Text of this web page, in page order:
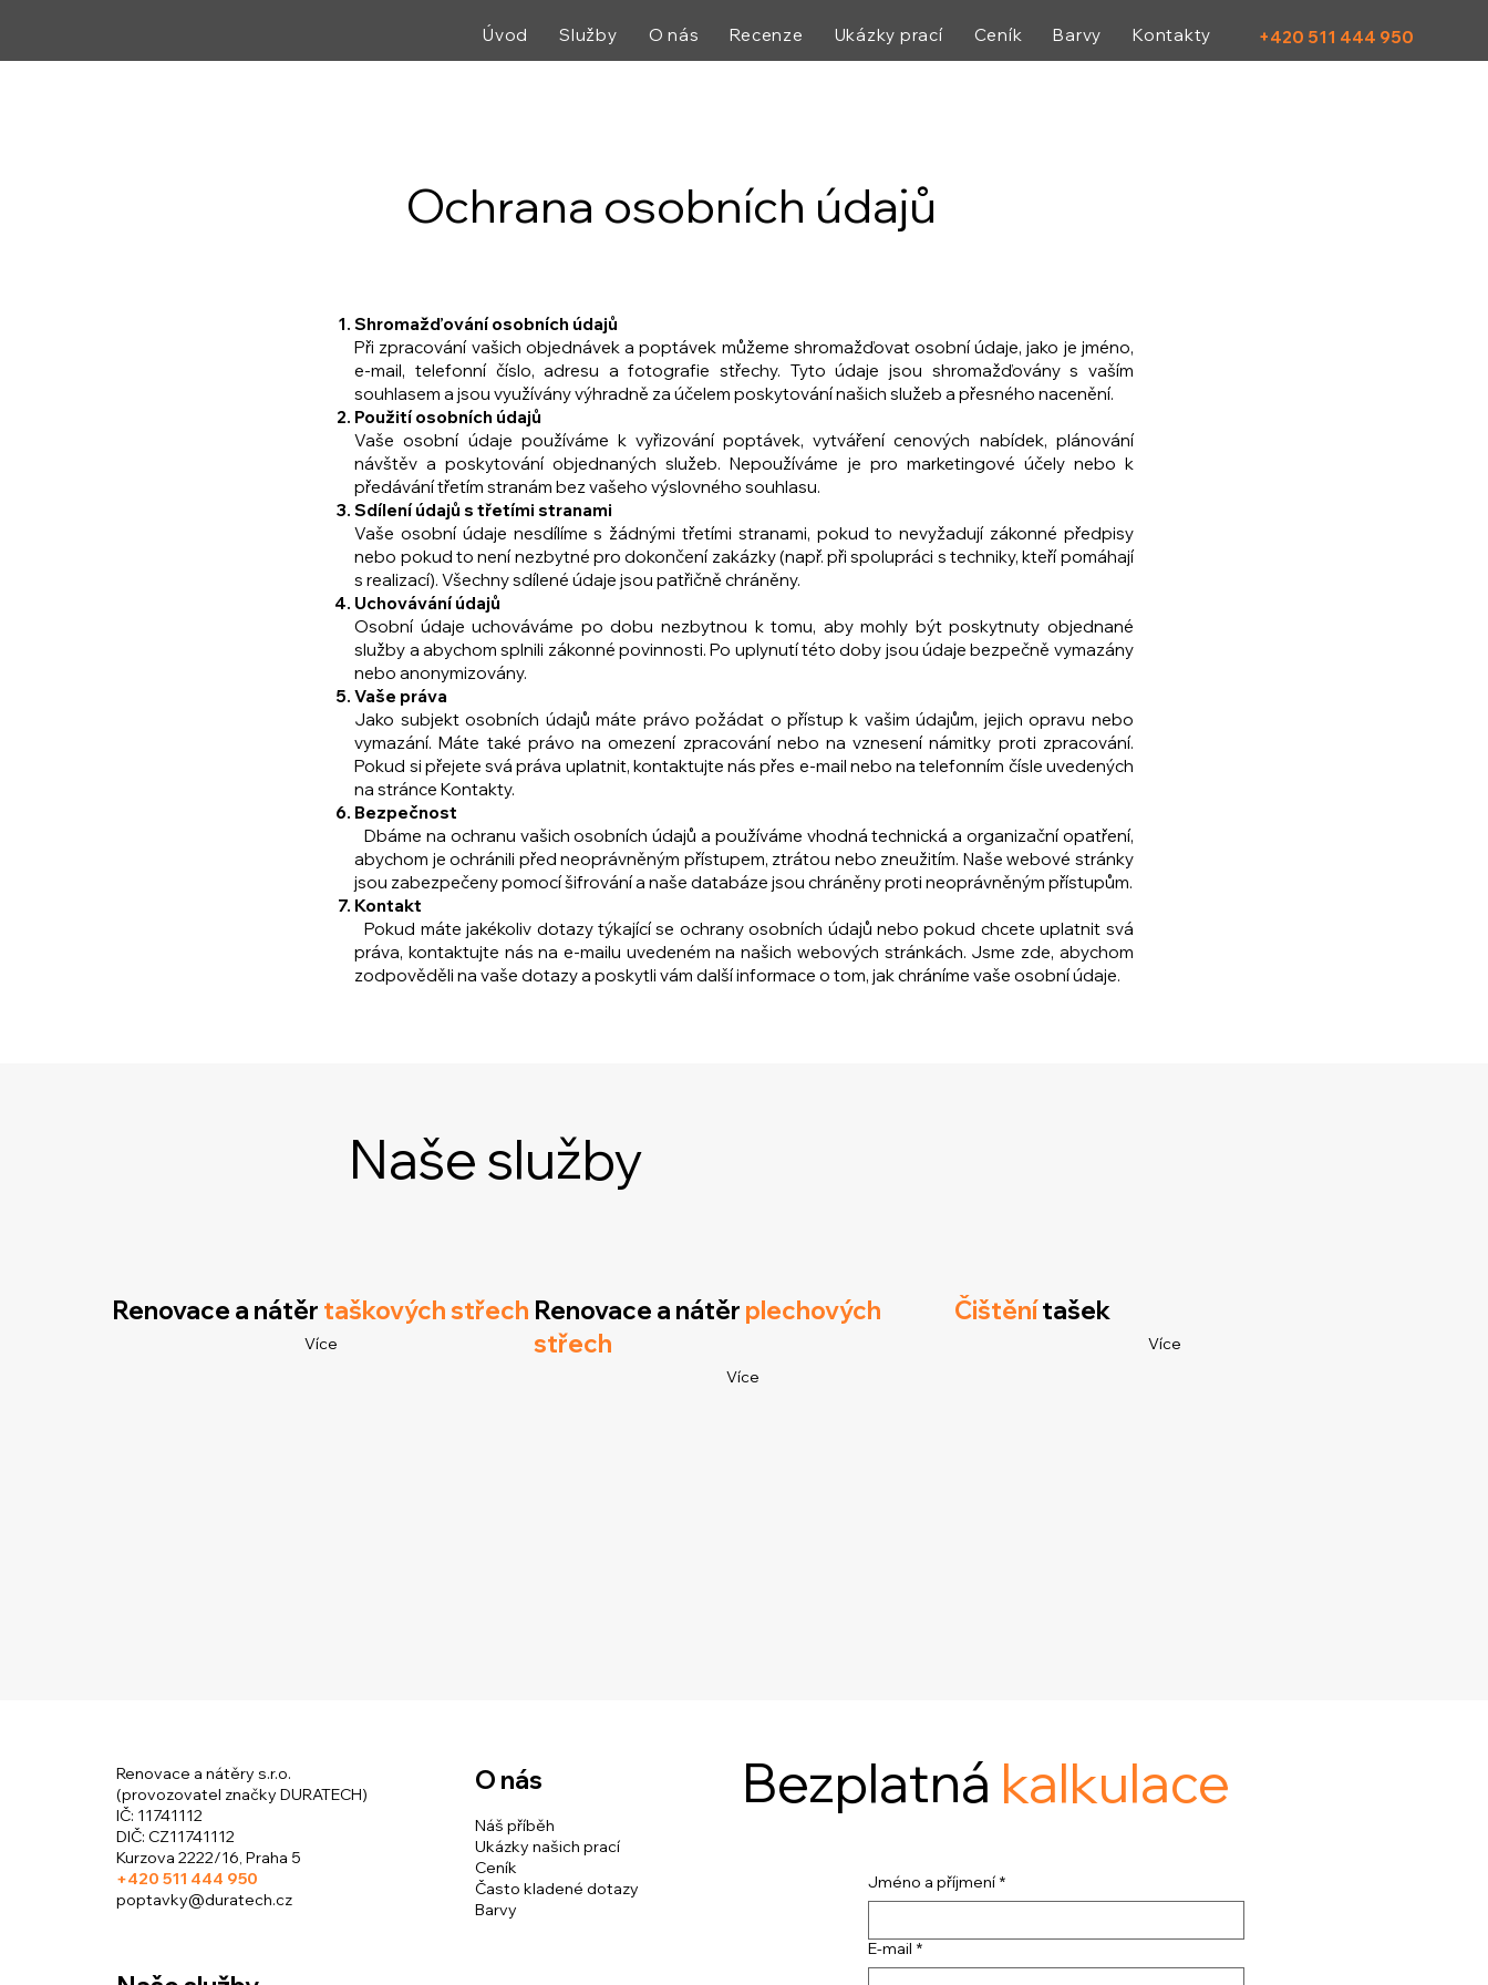
Úvod Služby O nás Recenze Ukázky prací Ceník Barvy Kontakty +420 511 444 950
Ochrana osobních údajů
Shromažďování osobních údajů
Při zpracování vašich objednávek a poptávek můžeme shromažďovat osobní údaje, jako je jméno,
e-mail, telefonní číslo, adresu a fotografie střechy. Tyto údaje jsou shromažďovány s vaším
souhlasem a jsou využívány výhradně za účelem poskytování našich služeb a přesného nacenění.
Použití osobních údajů
Vaše osobní údaje používáme k vyřizování poptávek, vytváření cenových nabídek, plánování
návštěv a poskytování objednaných služeb. Nepoužíváme je pro marketingové účely nebo k
předávání třetím stranám bez vašeho výslovného souhlasu.
Sdílení údajů s třetími stranami
Vaše osobní údaje nesdílíme s žádnými třetími stranami, pokud to nevyžadují zákonné předpisy
nebo pokud to není nezbytné pro dokončení zakázky (např. při spolupráci s techniky, kteří pomáhají
s realizací). Všechny sdílené údaje jsou patřičně chráněny.
Uchovávání údajů
Osobní údaje uchováváme po dobu nezbytnou k tomu, aby mohly být poskytnuty objednané
služby a abychom splnili zákonné povinnosti. Po uplynutí této doby jsou údaje bezpečně vymazány
nebo anonymizovány.
Vaše práva
Jako subjekt osobních údajů máte právo požádat o přístup k vašim údajům, jejich opravu nebo
vymazání. Máte také právo na omezení zpracování nebo na vznesení námitky proti zpracování.
Pokud si přejete svá práva uplatnit, kontaktujte nás přes e-mail nebo na telefonním čísle uvedených
na stránce Kontakty.
Bezpečnost
Dbáme na ochranu vašich osobních údajů a používáme vhodná technická a organizační opatření,
abychom je ochránili před neoprávněným přístupem, ztrátou nebo zneužitím. Naše webové stránky
jsou zabezpečeny pomocí šifrování a naše databáze jsou chráněny proti neoprávněným přístupům.
Kontakt
Pokud máte jakékoliv dotazy týkající se ochrany osobních údajů nebo pokud chcete uplatnit svá
práva, kontaktujte nás na e-mailu uvedeném na našich webových stránkách. Jsme zde, abychom
zodpověděli na vaše dotazy a poskytli vám další informace o tom, jak chráníme vaše osobní údaje.
Našeslužby
Renovace a nátěr taškových střech
Více
Renovace a nátěr plechových
střech
Více
Čištěnítašek
Více
Renovace a nátěry s.r.o.
(provozovatel značky DURATECH)
​IČ: 11741112
DIČ: CZ11741112
Kurzova 2222/16, Praha 5
+420 511 444 950
poptavky@duratech.cz
O nás
Náš příběh
Ukázky našich prací
Ceník
Často kladené dotazy
Barvy
Bezplatná kalkulace
Jméno a příjmení *
E-mail *